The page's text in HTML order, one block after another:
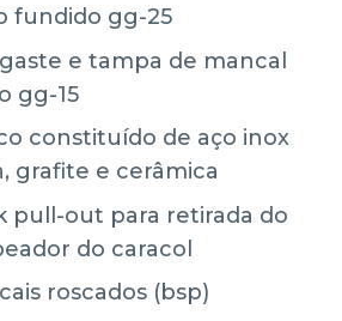
fundido gg-25
e tampa de mancal
gg-15
constituído de aço inox
grafite e cerâmica
pull-out para retirada do
do caracol
roscados (bsp)